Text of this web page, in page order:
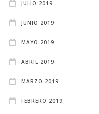
JULIO 2019
JUNIO 2019
MAYO 2019
ABRIL 2019
MARZO 2019
FEBRERO 2019